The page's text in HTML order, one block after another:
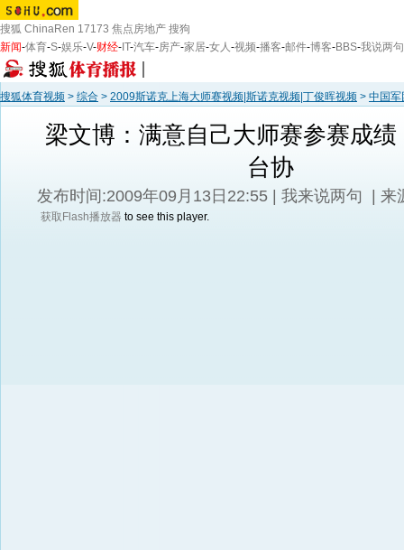
搜狐 ChinaRen 17173 焦点房地产 搜狗
新闻-体育-S-娱乐-V-财经- IT-汽车-房产-家居-女人-视频-播客-邮件-博客-BBS-我说两句
搜狐体育视频 > 综合 > 2009斯诺克上海大师赛视频|斯诺克视频|丁俊晖视频 > 中国军
梁文博：满意自己大师赛参赛成绩
台协
发布时间:2009年09月13日22:55 | 我来说两句 | 来
获取Flash播放器 to see this player.